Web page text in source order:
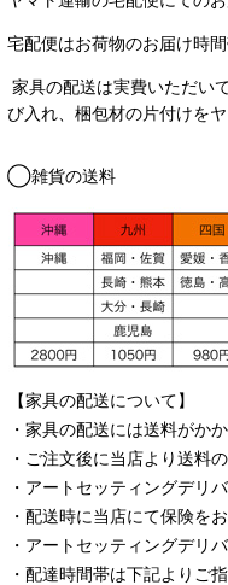
宅配便はお荷物のお届け時
家具の配送は実費いただい
び入れ、梱包材の片付けを
◯雑貨の送料
【家具の配送について】
・家具の配送には送料がかか
・ご注文後に当店より送料
・ アートセッティングデリ
・配送時に当店にて保険を
・ アートセッティングデリ
・配達時間帯は下記よりご